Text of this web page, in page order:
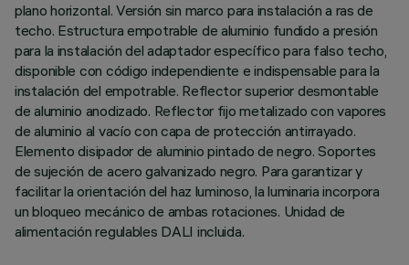
plano horizontal. Versión sin marco para instalación a ras de
techo. Estructura empotrable de aluminio fundido a presión
para la instalación del adaptador específico para falso techo,
disponible con código independiente e indispensable para la
instalación del empotrable. Reflector superior desmontable
de aluminio anodizado. Reflector fijo metalizado con vapores
de aluminio al vacío con capa de protección antirrayado.
Elemento disipador de aluminio pintado de negro. Soportes
de sujeción de acero galvanizado negro. Para garantizar y
facilitar la orientación del haz luminoso, la luminaria incorpora
un bloqueo mecánico de ambas rotaciones. Unidad de
alimentación regulables DALI incluida.